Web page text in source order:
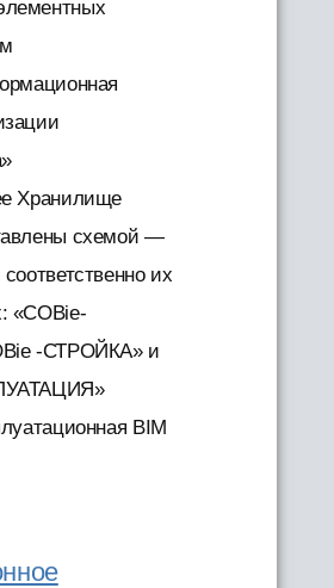
Хранилище
схемой —
их
«COBie-
-СТРОЙКА» и
BIM